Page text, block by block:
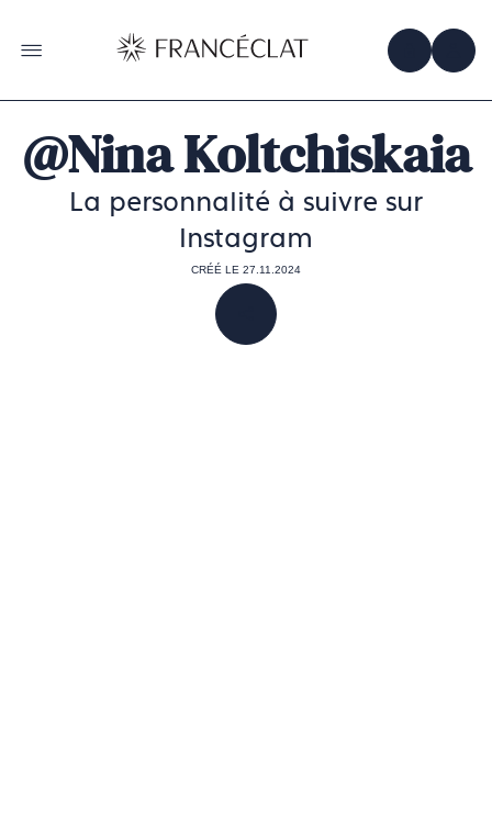
la
page
de
OBTENIR
@Nina Koltchiskaia
La personnalité à suivre sur
Instagram
CRÉÉ LE 27.11.2024
PARTAGER